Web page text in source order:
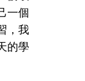
一個
，我
的學